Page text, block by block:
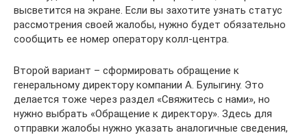
высветится на экране. Если вы захотите узнать статус
рассмотрения своей жалобы, нужно будет обязательно
сообщить ее номер оператору колл-центра.
Второй вариант – сформировать обращение к
генеральному директору компании А. Булыгину. Это
делается тоже через раздел «Свяжитесь с нами», но
нужно выбрать «Обращение к директору». Здесь для
отправки жалобы нужно указать аналогичные сведения,